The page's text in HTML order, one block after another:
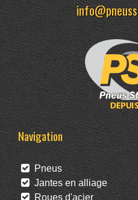
Navigation
Pneus
Jantes en alliage
Roues d'acier